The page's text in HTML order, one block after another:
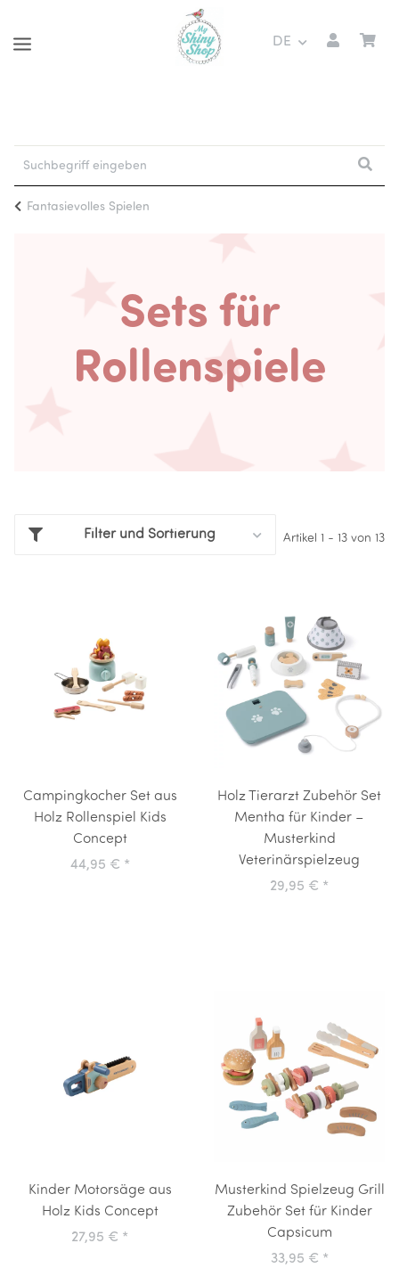
DE
Fantasievolles Spielen
Sets für
Rollenspiele
Filter und Sortierung Artikel 1 - 13 von 13
Campingkocher Set aus
Holz Rollenspiel Kids
Concept
44,95 € *
Holz Tierarzt Zubehör Set
Mentha für Kinder –
Musterkind
Veterinärspielzeug
29,95 € *
Kinder Motorsäge aus
Holz Kids Concept
27,95 € *
Musterkind Spielzeug Grill
Zubehör Set für Kinder
Capsicum
33,95 € *